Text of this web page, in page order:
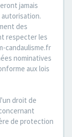
jamais
autorisation.
des
respecter les
candaulisme.fr
nominatives
aux lois
droit de
de protection